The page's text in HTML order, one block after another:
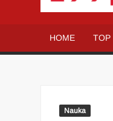
HOME TOP
Nauka